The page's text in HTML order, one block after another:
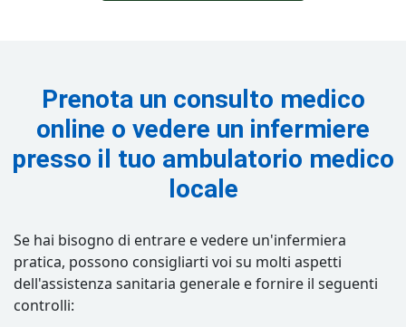
Prenota un consulto medico
online o vedere un infermiere
presso il tuo ambulatorio medico
locale
Se hai bisogno di entrare e vedere un'infermiera
pratica, possono consigliarti voi su molti aspetti
dell'assistenza sanitaria generale e fornire il seguenti
controlli: